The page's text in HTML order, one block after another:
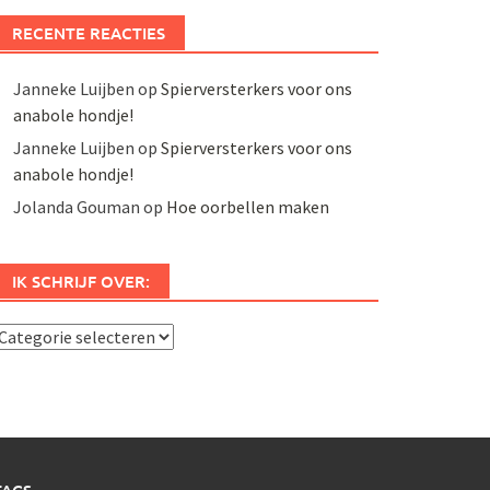
RECENTE REACTIES
Janneke Luijben op Spierversterkers voor ons
anabole hondje!
Janneke Luijben op Spierversterkers voor ons
anabole hondje!
Jolanda Gouman op Hoe oorbellen maken
IK SCHRIJF OVER: